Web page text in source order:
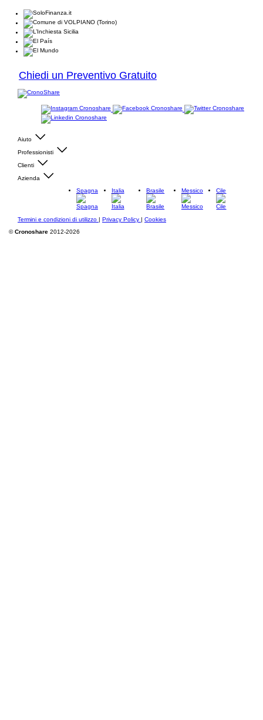
Chiedi un Preventivo Gratuito
Aiuto
Professionisti
Clienti
Azienda
Spagna
Italia Brasile Messico Cile
Termini e condizioni di utilizzo | Privacy Policy | Cookies
©Cronoshare 2012-2026